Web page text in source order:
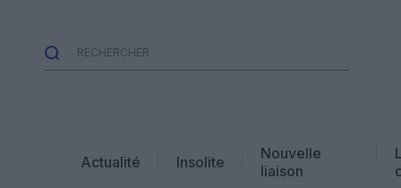
Actualité Insolite
Nouvelle
liaison